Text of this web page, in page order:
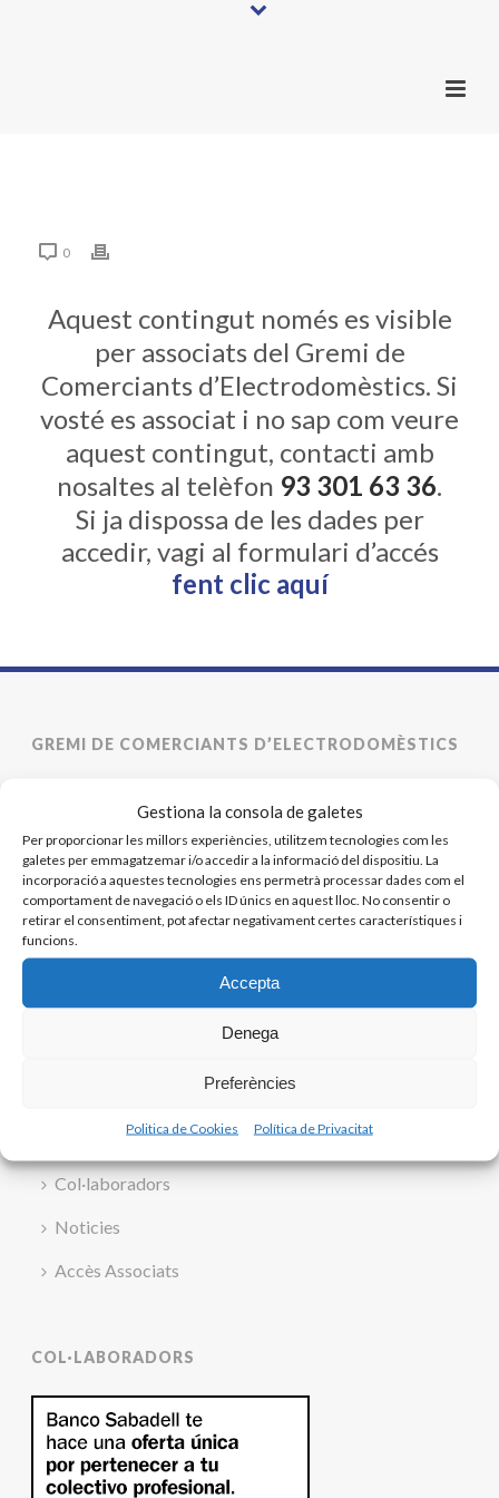
Gestiona la consola de galetes
Per proporcionar les millors experiències, utilitzem tecnologies com les
galetes per emmagatzemar i/o accedir a la informació del dispositiu. La
incorporació a aquestes tecnologies ens permetrà processar dades com el
comportament de navegació o els ID únics en aquest lloc. No consentir o
retirar el consentiment, pot afectar negativament certes característiques i
funcions.
Accepta
Denega
Preferències
Politica de Cookies Política de Privacitat
0
Aquest contingut només es visible
per associats del Gremi de
Comerciants d’Electrodomèstics. Si
vosté es associat i no sap com veure
aquest contingut, contacti amb
nosaltes al telèfon 93 301 63 36.
Si ja dispossa de les dades per
accedir, vagi al formulari d’accés
fent clic aquí
GREMI DE COMERCIANTS D’ELECTRODOMÈSTICS
ace@gremielectrodomestics.cat
Inici
Quí som
Associats
Col·laboradors
Noticies
Accès Associats
COL·LABORADORS